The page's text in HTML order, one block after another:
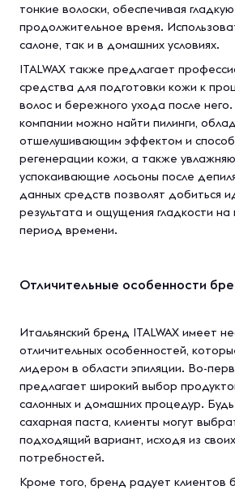
тонкие волоски, обеспечивая
продолжительное время.
салоне, так и в домашних условиях.
ITALWAX также предлагает
средства для подготовки кожи к
волос и бережного ухода после
компании можно найти пилинги,
отшелушивающим эффектом и
регенерации кожи, а также
успокаивающие лосьоны после
данных средств позволят добиться
результата и ощущения гладкости
период времени.
Отличительные особенности
Итальянский бренд ITALWAX имеет
отличительных особенностей,
лидером в области эпиляции. Во-
предлагает широкий выбор
салонных и домашних процедур. Будь
сахарная паста, клиенты могут
подходящий вариант, исходя из
потребностей.
Кроме того, бренд радует клиентов